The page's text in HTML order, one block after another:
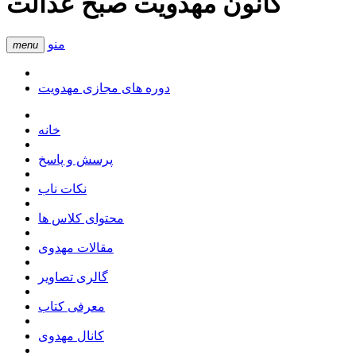
menu منو
دوره های مجازی مهدویت
خانه
پرسش و پاسخ
نکات ناب
محتوای کلاس ها
مقالات مهدوی
گالری تصاویر
معرفی کتاب
کانال مهدوی